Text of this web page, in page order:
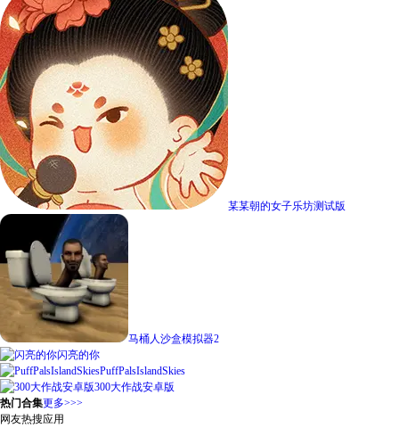
某某朝的女子乐坊测试版
马桶人沙盒模拟器2
闪亮的你
PuffPalsIslandSkies
300大作战安卓版
热门合集更多>>>
网友热搜应用